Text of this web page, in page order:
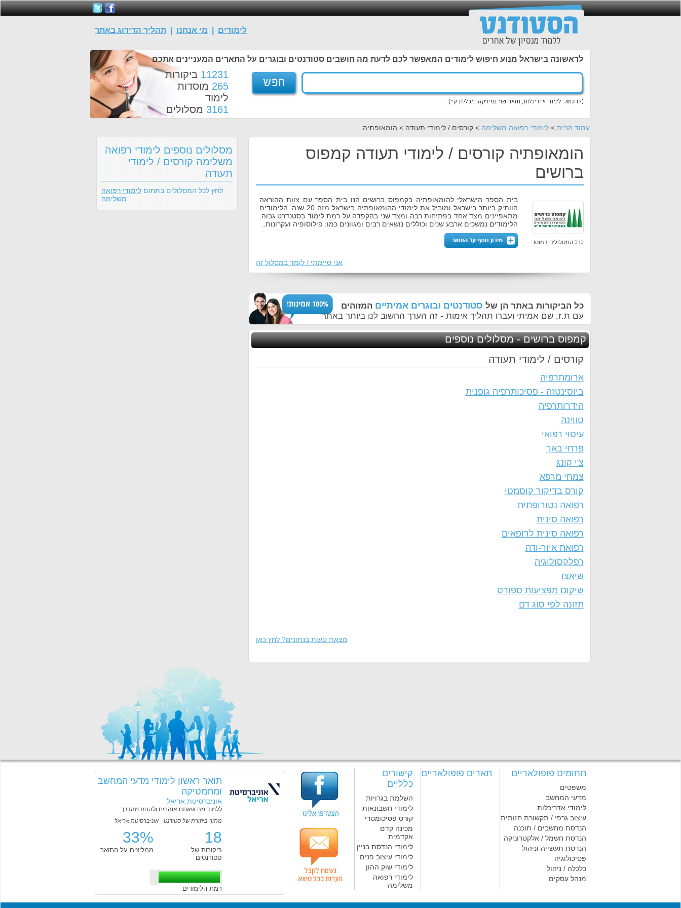
לימודים מי אנחנו תהליך הדירוג באתר
לראשונה בישראל מנוע חיפוש לימודים המאפשר לכם לדעת מה חושבים סטודנטים ובוגרים על התארים המעניינים אתכם
11231 ביקורות
265 מוסדות
לימוד
3161 מסלולים
עמוד הבית >לימודי רפואה משלימה > קורסים / לימודי תעודה > הומאופתיה
הומאופתיה קורסים / לימודי תעודה קמפוס
ברושים
לכל המסלולים במוסד
בית הספר הישראלי להומאופתיה בקמפוס ברושים הנו בית הספר עם צוות ההוראה
הוותיק ביותר בישראל ומוביל את לימודי ההומאופתיה בישראל מזה 20 שנה. הלימודים
מתאפיינים מצד אחד בפתיחות רבה ומצד שני בהקפדה על רמת לימוד בסטנדרט גבוה.
הלימודים נמשכים ארבע שנים וכוללים נושאים רבים ומגוונים כמו: פילוסופיה ועקרונות..
אני סיימתי / לומד במסלול זה
כל הביקורות באתר הן של סטודנטים ובוגרים אמיתיים המזוהים
עם ת.ז, שם אמיתי ועברו תהליך אימות - זה הערך החשוב לנו ביותר באתר
קמפוס ברושים - מסלולים נוספים
קורסים / לימודי תעודה
ארומתרפיה
ביוסינטזה - פסיכותרפיה גופנית
הידרותרפיה
טווינה
עיסוי רפואי
פרחי באך
צ'י קונג
צמחי מרפא
קורס בדיקור קוסמטי
רפואה נטורופתית
רפואה סינית
רפואה סינית לרופאים
רפואת איור-ודה
רפלקסולוגיה
שיאצו
שיקום מפציעות ספורט
תזונה לפי סוג דם
מצאת טעות בנתונים? לחץ כאן
מסלולים נוספים לימודי רפואה
משלימה קורסים / לימודי
תעודה
לחץ לכל המסלולים בתחום לימודי רפואה
משלימה
תחומים פופולאריים
משפטים
מדעי המחשב
לימודי אדריכלות
עיצוב גרפי / תקשורת חזותית
הנדסת מחשבים / תוכנה
הנדסת חשמל / אלקטרוניקה
הנדסת תעשייה וניהול
פסיכולוגיה
כלכלה / ניהול
מנהל עסקים
תארים פופולאריים
קישורים
כלליים
השלמת בגרויות
לימודי חשבונאות
קורס פסיכומטרי
מכינה קדם
אקדמית
לימודי הנדסת בניין
לימודי עיצוב פנים
לימודי שוק ההון
לימודי רפואה
משלימה
תואר ראשון לימודי מדעי המחשב
ומתמטיקה
אוניברסיטת אריאל
ללמוד מה שאתם אוהבים ולהנות מהדרך.
מתוך ביקורת של סטודנט - אוניברסיטת אריאל
18
ביקורות של
סטודנטים
33%
ממליצים על התואר
רמת הלימודים